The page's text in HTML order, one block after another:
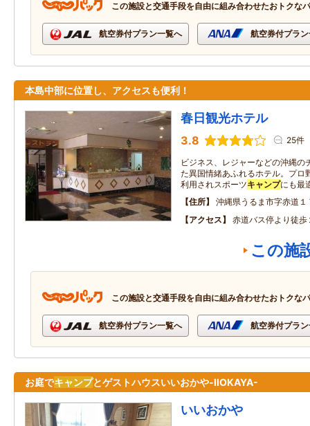
この施設と交通手段を自由に組み合わせたおトクな
航空券付プラン一覧へ 航空券付プラ
本島中部に位置し、アクセスも便利！
春日観光ホテル
3.8 25件
ビジネス、レジャーなどの沖縄の
た異国情緒あふれるホテル。プロ
利用されスポーツキャンプにも最
住所
沖縄県うるま市字赤道１
アクセス
赤道バス停より徒歩
この施
この施設と交通手段を自由に組み合わせたおトクな
航空券付プラン一覧へ 航空券付プラ
お庭でキャンプとゲストハウスいいおかや-IIOKAYA-
いいおかや